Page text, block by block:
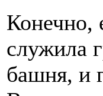
Конечно,
служила
башня, и